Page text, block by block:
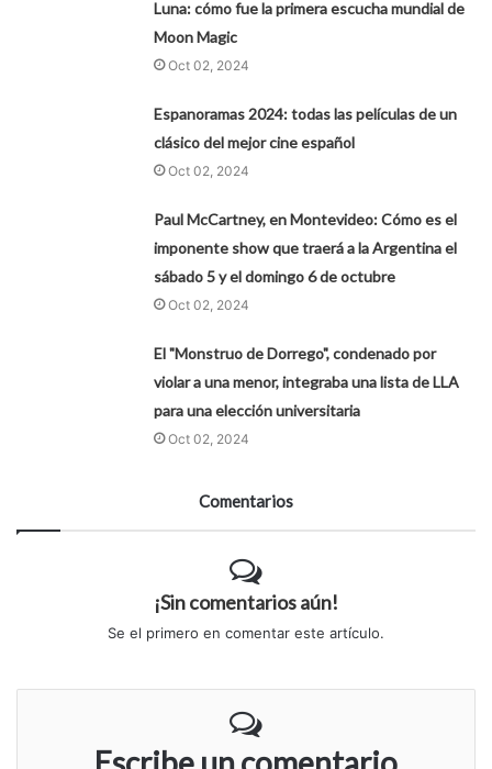
Luna: cómo fue la primera escucha mundial de
Moon Magic
Oct 02, 2024
Espanoramas 2024: todas las películas de un
clásico del mejor cine español
Oct 02, 2024
Paul McCartney, en Montevideo: Cómo es el
imponente show que traerá a la Argentina el
sábado 5 y el domingo 6 de octubre
Oct 02, 2024
El "Monstruo de Dorrego", condenado por
violar a una menor, integraba una lista de LLA
para una elección universitaria
Oct 02, 2024
Comentarios
¡Sin comentarios aún!
Se el primero en comentar este artículo.